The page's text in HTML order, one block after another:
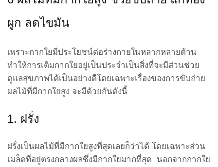
ผูก ลดไขมัน
เพราะกากใยมีประโยชน์ต่อร่างกายในหลากหลายด้าน
ทำให้การเติมกากใยอยู่เป็นประจำเป็นสิ่งที่จะมีส่วนช่วย
ดูแลสุขภาพได้เป็นอย่างดีโดยเฉพาะเรื่องของการขับถ่าย
ผลไม้ที่มีกากใยสูง จะมีด้วยกันดังนี้
1. ฝรั่ง
ฝรั่งเป็นผลไม้ที่มีกากใยสูงที่สุดเลยก็ว่าได้ โดยเฉพาะส่วน
เมล็ดที่อยู่ตรงกลางผลซึ่งมีกากใยมากที่สุด นอกจากกากใย